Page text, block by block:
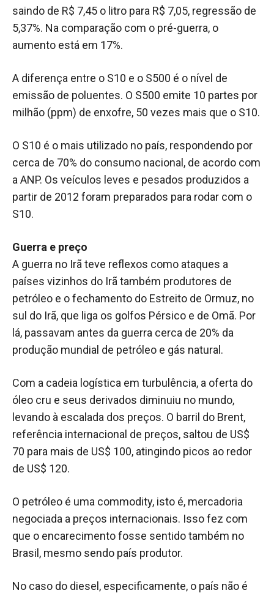
saindo de R$ 7,45 o litro para R$ 7,05, regressão de
5,37%. Na comparação com o pré-guerra, o
aumento está em 17%.
A diferença entre o S10 e o S500 é o nível de
emissão de poluentes. O S500 emite 10 partes por
milhão (ppm) de enxofre, 50 vezes mais que o S10.
O S10 é o mais utilizado no país, respondendo por
cerca de 70% do consumo nacional, de acordo com
a ANP. Os veículos leves e pesados produzidos a
partir de 2012 foram preparados para rodar com o
S10.
Guerra e preço
A guerra no Irã teve reflexos como ataques a
países vizinhos do Irã também produtores de
petróleo e o fechamento do Estreito de Ormuz, no
sul do Irã, que liga os golfos Pérsico e de Omã. Por
lá, passavam antes da guerra cerca de 20% da
produção mundial de petróleo e gás natural.
Com a cadeia logística em turbulência, a oferta do
óleo cru e seus derivados diminuiu no mundo,
levando à escalada dos preços. O barril do Brent,
referência internacional de preços, saltou de US$
70 para mais de US$ 100, atingindo picos ao redor
de US$ 120.
O petróleo é uma commodity, isto é, mercadoria
negociada a preços internacionais. Isso fez com
que o encarecimento fosse sentido também no
Brasil, mesmo sendo país produtor.
No caso do diesel, especificamente, o país não é